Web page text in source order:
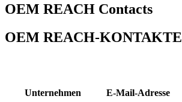
OEM REACH Contacts
OEM REACH-KONTAKTE
Unternehmen E-Mail-Adresse